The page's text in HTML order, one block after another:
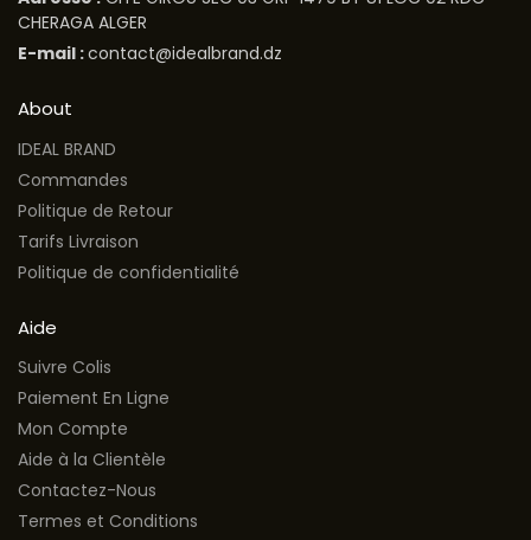
CHERAGA ALGER
E-mail :contact@idealbrand.dz
About
IDEAL BRAND
Commandes
Politique de Retour
Tarifs Livraison
Politique de confidentialité
Aide
Suivre Colis
Paiement En Ligne
Mon Compte
Aide à la Clientèle
Contactez-Nous
Termes et Conditions